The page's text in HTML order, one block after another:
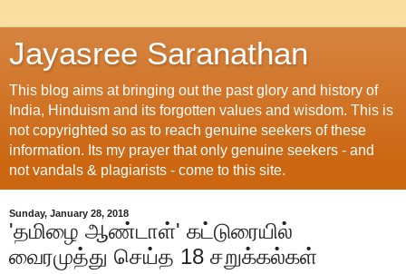
Jayasree Saranathan
This blog aims at bringing out the past glory and history of
India, Hinduism and its forgotten values and wisdom. This is
not copyrighted so as to reach genuine seekers of these
information. Its my prayer that only genuine seekers - and
not vandals & plagiarists - come to this site.
Sunday, January 28, 2018
'தமிழை ஆண்டாள்' கட்டுரையில்
வைரமுத்து செய்த 18 சறுக்கல்கள்